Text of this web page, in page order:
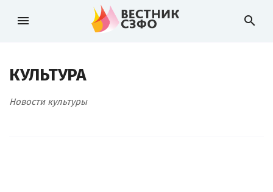
menu search
КУЛЬТУРА
Новости культуры